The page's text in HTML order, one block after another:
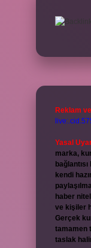
Reklam
Yasal
marka,
kendi
haber
ve kişiler
Gerçek
tamamen
taslak